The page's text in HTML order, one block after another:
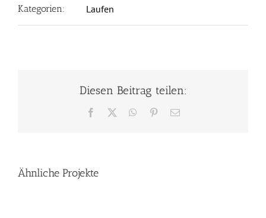
Kategorien: Laufen
Diesen Beitrag teilen:
Facebook WhatsApp
Pinterest
E-
Ähnliche Projekte